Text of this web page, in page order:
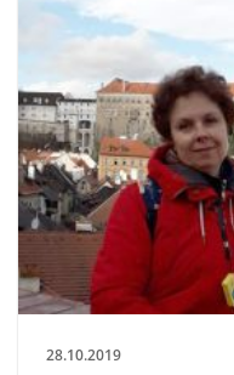
28.10.2019